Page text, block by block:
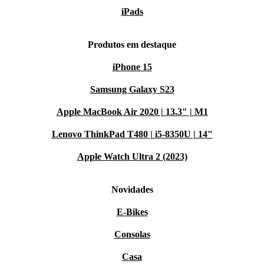
iPads
Produtos em destaque
iPhone 15
Samsung Galaxy S23
Apple MacBook Air 2020 | 13.3" | M1
Lenovo ThinkPad T480 | i5-8350U | 14"
Apple Watch Ultra 2 (2023)
Novidades
E-Bikes
Consolas
Casa